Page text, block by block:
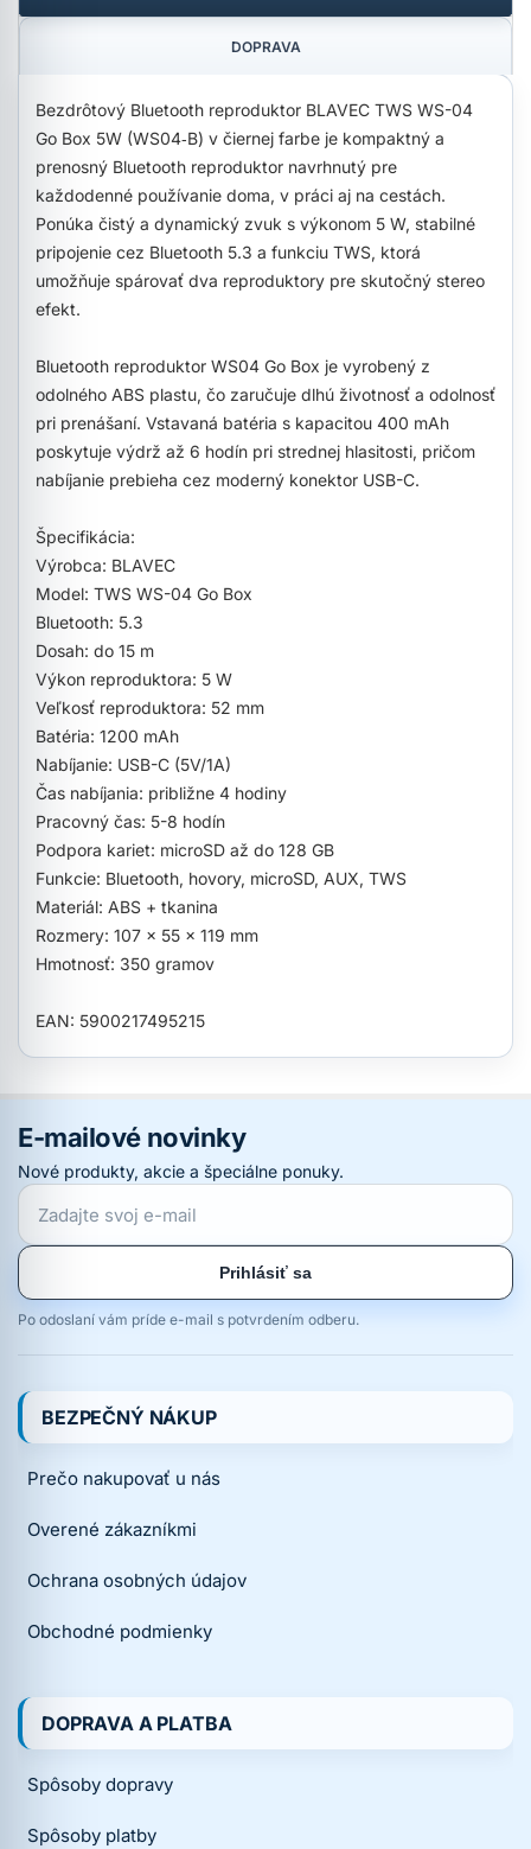
DOPRAVA
Bezdrôtový Bluetooth reproduktor BLAVEC TWS WS-04
Go Box 5W (WS04‑B) v čiernej farbe je kompaktný a
prenosný Bluetooth reproduktor navrhnutý pre
každodenné používanie doma, v práci aj na cestách.
Ponúka čistý a dynamický zvuk s výkonom 5 W, stabilné
pripojenie cez Bluetooth 5.3 a funkciu TWS, ktorá
umožňuje spárovať dva reproduktory pre skutočný stereo
efekt.
Bluetooth reproduktor WS04 Go Box je vyrobený z
odolného ABS plastu, čo zaručuje dlhú životnosť a odolnosť
pri prenášaní. Vstavaná batéria s kapacitou 400 mAh
poskytuje výdrž až 6 hodín pri strednej hlasitosti, pričom
nabíjanie prebieha cez moderný konektor USB-C.
Špecifikácia:
Výrobca: BLAVEC
Model: TWS WS-04 Go Box
Bluetooth: 5.3
Dosah: do 15 m
Výkon reproduktora: 5 W
Veľkosť reproduktora: 52 mm
Batéria: 1200 mAh
Nabíjanie: USB-C (5V/1A)
Čas nabíjania: približne 4 hodiny
Pracovný čas: 5-8 hodín
Podpora kariet: microSD až do 128 GB
Funkcie: Bluetooth, hovory, microSD, AUX, TWS
Materiál: ABS + tkanina
Rozmery: 107 x 55 x 119 mm
Hmotnosť: 350 gramov
EAN: 5900217495215
E-mailové novinky
Nové produkty, akcie a špeciálne ponuky.
Prihlásiť sa
Po odoslaní vám príde e-mail s potvrdením odberu.
BEZPEČNÝ NÁKUP
Prečo nakupovať u nás
Overené zákazníkmi
Ochrana osobných údajov
Obchodné podmienky
DOPRAVA A PLATBA
Spôsoby dopravy
Spôsoby platby